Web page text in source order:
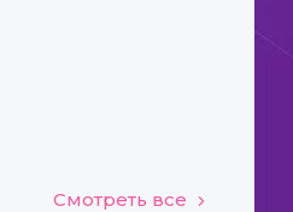
Смотреть все